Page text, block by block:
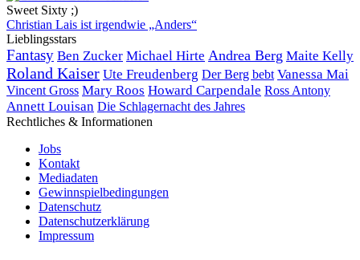
Sweet Sixty ;)
Christian Lais ist irgendwie „Anders“
Lieblingsstars
Fantasy Ben Zucker Michael Hirte Andrea Berg Maite Kelly
Roland Kaiser Ute Freudenberg Der Berg bebt Vanessa Mai
Vincent Gross Mary Roos Howard Carpendale Ross Antony
Annett Louisan Die Schlagernacht des Jahres
Rechtliches & Informationen
Jobs
Kontakt
Mediadaten
Gewinnspielbedingungen
Datenschutz
Datenschutzerklärung
Impressum